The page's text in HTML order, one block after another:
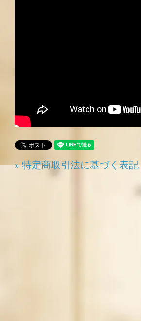
» 特定商取引法に基づく表